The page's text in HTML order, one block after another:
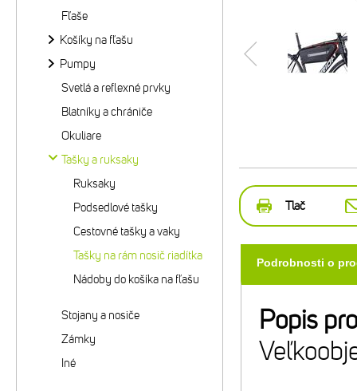
Tlač
Podrobnosti o
Popis
Fľaše
Košíky na fľašu
Pumpy
Svetlá a reflexné prvky
Blatníky a chrániče
Okuliare
Tašky a ruksaky
Ruksaky
Podsedlové tašky
Cestovné tašky a vaky
Tašky na rám nosič riadítka
Nádoby do košíka na fľašu
Stojany a nosiče
Zámky
Iné